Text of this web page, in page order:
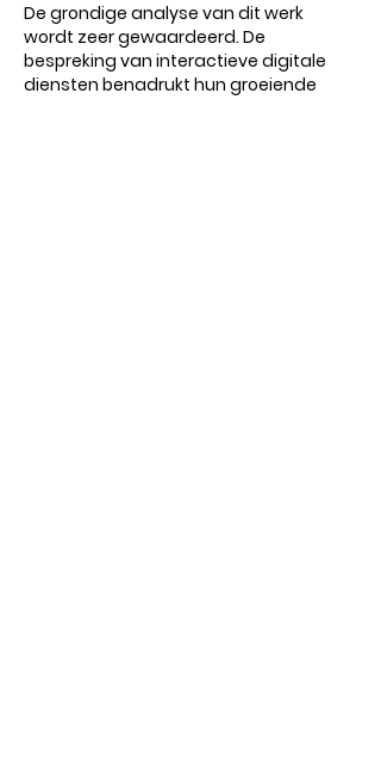
De grondige analyse van dit werk
wordt zeer gewaardeerd. De
bespreking van interactieve digitale
diensten benadrukt hun groeiende